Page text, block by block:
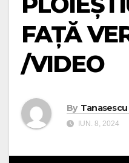
FAȚĂ
/VIDEO
By
IUN. 8, 2024